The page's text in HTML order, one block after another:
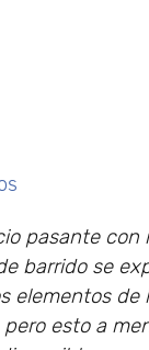
pasante con
barrido se
elementos
esto a